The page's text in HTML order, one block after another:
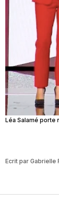
Léa Salamé porte
Ecrit par Gabrielle